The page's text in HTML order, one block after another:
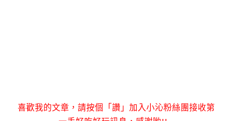
喜歡我的文章，請按個「讚」加入小沁粉絲團接收第